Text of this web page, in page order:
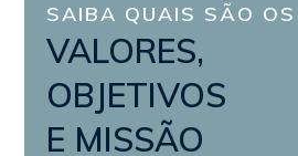
SAIBA QUAIS SÃO
VALORES,
OBJETIVOS
E MISSÃO